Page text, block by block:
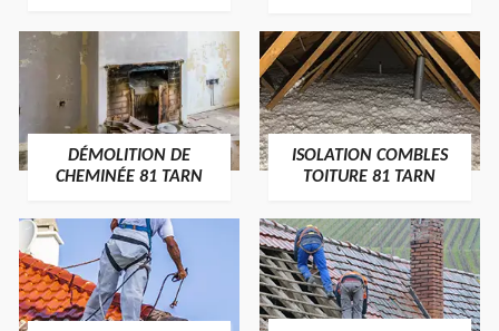
DÉMOLITION DE
CHEMINÉE 81 TARN
ISOLATION COMBLES
TOITURE 81 TARN